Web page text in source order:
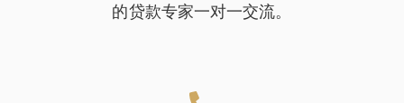
的贷款专家一对一交流。